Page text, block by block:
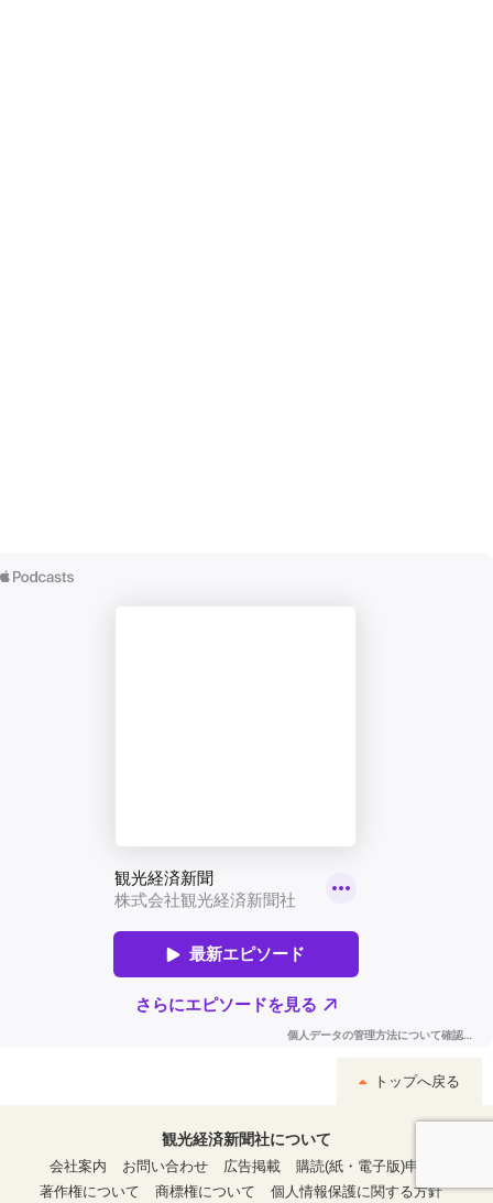
トップへ戻る
観光経済新聞社について
会社案内
お問い合わせ 広告掲載
購読(紙・電子版)申込
著作権について
商標権について 個人情報保護に関する方針